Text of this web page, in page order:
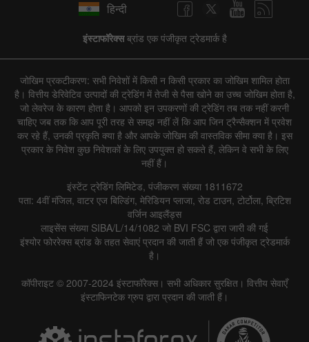
हिन्दी
इंस्टाफॉरेक्सब्रांड एक पंजीकृत ट्रेडमार्क है
जोखिम प्रकटीकरण: सभी निवेशों में किसी न किसी प्रकार का जोखिम शामिल होता
है। वित्तीय डेरिवेटिव उत्पादों की ट्रेडिंग में तेजी से पैसा खोने का उच्च जोखिम होता है,
जो लेवरेज के कारण होता है। आपको इन उपकरणों की ट्रेडिंग तब तक नहीं करनी
चाहिए जब तक कि आप पूरी तरह से समझ नहीं लें कि आप जिन ट्रैन्सैक्शन में प्रवेश
कर रहे हैं, उनकी प्रकृति क्या है और आपके जोखिम की वास्तविक सीमा क्या है। इस
प्रकार के निवेश कुछ निवेशकों के लिए उपयुक्त हो सकते हैं, लेकिन वे सभी के लिए
नहीं हैं।
इंस्टेंट ट्रेडिंग लिमिटेड, पंजीकरण संख्या 1811672
पता: 4वीं मंजिल, वाटर एज बिल्डिंग, मेरिडियन प्लाजा, रोड टाउन, टोर्टोला, ब्रिटिश
वर्जिन आइलैंड्स
लाइसेंस संख्या SIBA/L/14/1082 जो BVI FSC द्वारा जारी की गई
इंश्योर फोररेक्स ब्रांड के तहत सेवाएं प्रदान की जाती हैं जो एक पंजीकृत ट्रेडमार्क
है।
कॉपीराइट © 2007-2024 इंस्टाफॉरेक्स। सभी अधिकार सुरक्षित। वित्तीय सेवाएँ
इंस्टाफिनटेक ग्रुप द्वारा प्रदान की जाती हैं।